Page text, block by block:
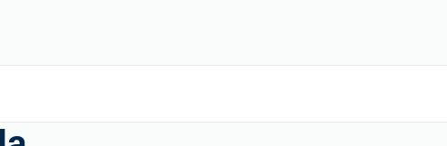
ISO 27001
para qualquer dúvida relacionada à ISO 27001 e ao SGSI, aprimore
com tecnologia de IA.
respostas instantâneas a dúvidas sobre obrigações de conformidade,
por IA e baseada em conhecimento proprietário sobre obrigações de